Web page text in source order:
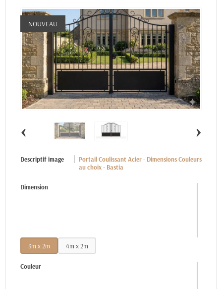
NOUVEAU
‹ ›
Descriptif image
Portail Coulissant Acier - Dimensions Couleurs
au choix - Bastia
Dimension
3m x 2m 4m x 2m
Couleur